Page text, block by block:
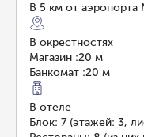
В 5 км от аэропорта
В окрестностях
Магазин :20 м
Банкомат :20 м
В отеле
Блок: 7 (этажей: 3,